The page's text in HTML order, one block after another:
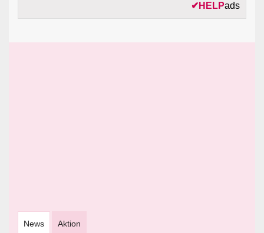
✔ HELPads
News Aktion